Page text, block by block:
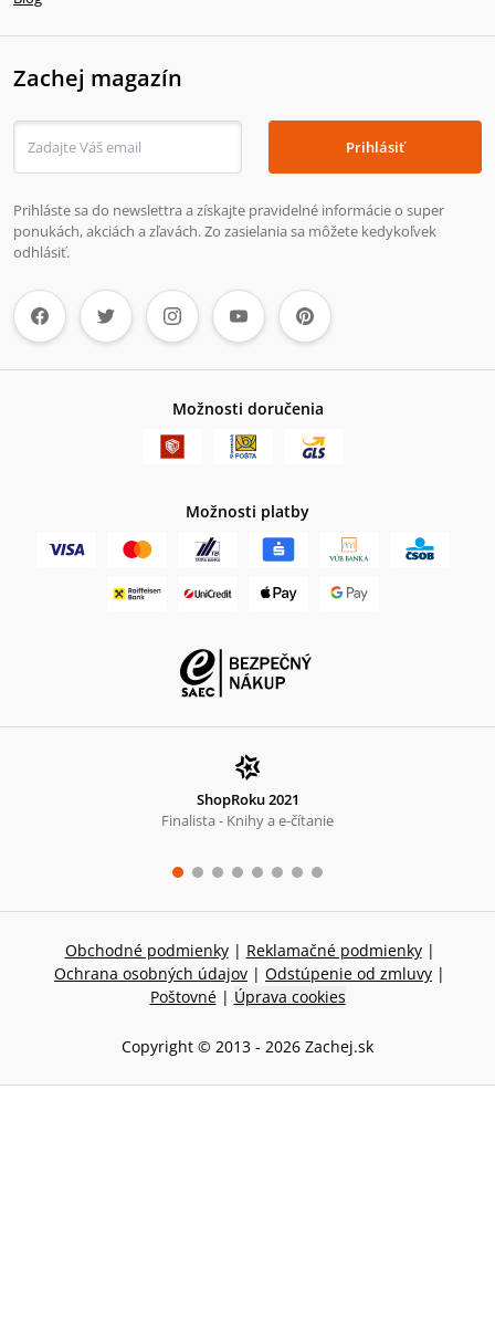
Zachej magazín
Prihlásiť
Prihláste sa do newslettra a získajte pravidelné informácie o super
ponukách, akciách a zľavách. Zo zasielania sa môžete kedykoľvek
odhlásiť.
Možnosti doručenia
Možnosti platby
ShopRoku 2021
Finalista - Knihy a e-čítanie
Obchodné podmienky | Reklamačné podmienky |
Ochrana osobných údajov | Odstúpenie od zmluvy |
Poštovné | Úprava cookies
Copyright © 2013 - 2026 Zachej.sk